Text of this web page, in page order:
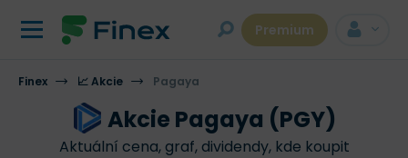
Premium
Finex 📈 Akcie Pagaya
Akcie Pagaya (PGY)
Aktuální cena, graf, dividendy, kde koupit